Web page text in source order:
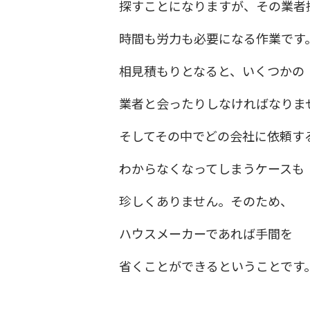
探すことになりますが、その業者
時間も労力も必要になる作業です。
相見積もりとなると、いくつかの
業者と会ったりしなければなりま
そしてその中でどの会社に依頼す
わからなくなってしまうケースも
珍しくありません。そのため、
ハウスメーカーであれば手間を
省くことができるということです。